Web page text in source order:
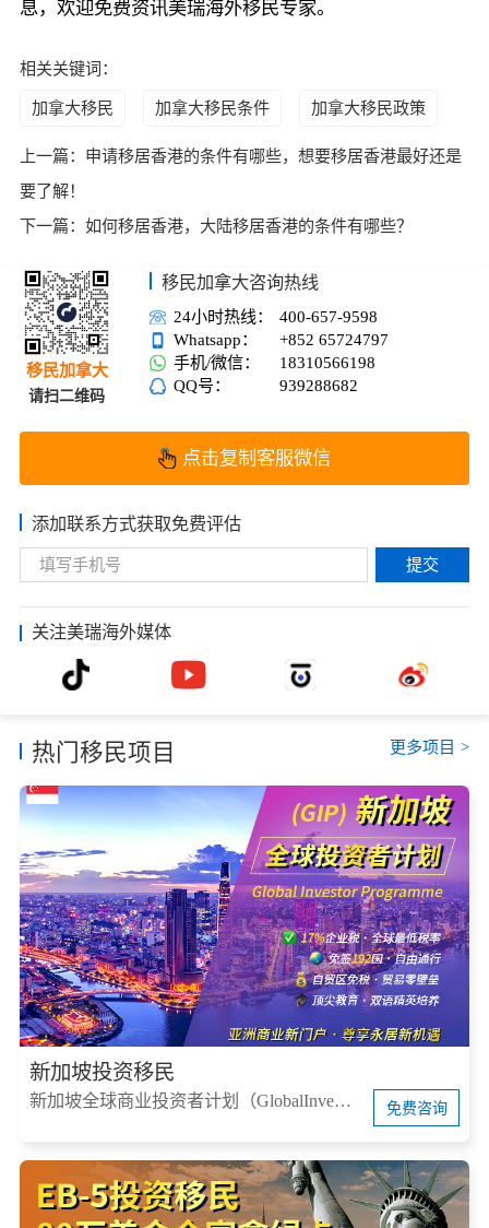
息，欢迎免费资讯美瑞海外移民专家。
相关关键词：
加拿大移民 加拿大移民条件 加拿大移民政策
上一篇： 申请移居香港的条件有哪些，想要移居香港最好还是
要了解！
下一篇： 如何移居香港，大陆移居香港的条件有哪些？
移民加拿大
请扫二维码
移民加拿大咨询热线
24小时热线：
400-657-9598
Whatsapp：
+852 65724797
手机/微信：
18310566198
QQ号：
939288682
点击复制客服微信
添加联系方式获取免费评估
提交
关注美瑞海外媒体
热门移民项目 更多项目 >
新加坡投资移民
新加坡全球商业投资者计划（GlobalInvestorProgram，简称GIP） 免费咨询